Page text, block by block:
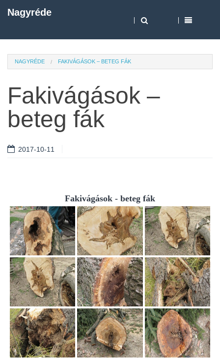
Nagyréde
NAGYRÉDE FAKIVÁGÁSOK – BETEG FÁK
Fakivágások –
beteg fák
2017-10-11
Fakivágások - beteg fák